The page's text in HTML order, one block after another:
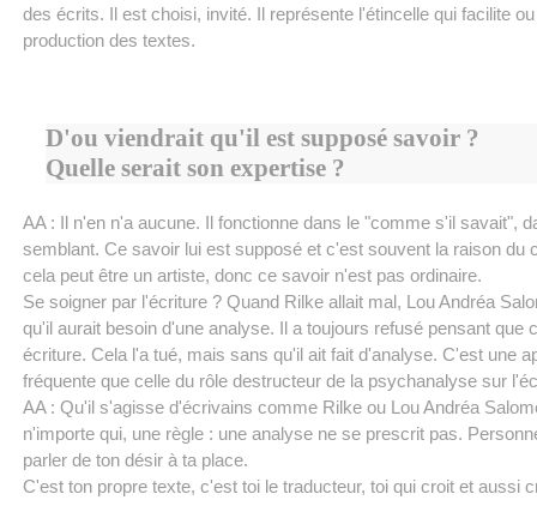
des écrits. Il est choisi, invité. Il représente l'étincelle qui facilite
production des textes.
D'ou viendrait qu'il est supposé savoir ?
Quelle serait son expertise ?
AA : Il n'en n'a aucune. Il fonctionne dans le "comme s'il savait",
semblant. Ce savoir lui est supposé et c'est souvent la raison du
cela peut être un artiste, donc ce savoir n'est pas ordinaire.
Se soigner par l'écriture ? Quand Rilke allait mal, Lou Andréa
qu'il aurait besoin d'une analyse. Il a toujours refusé pensant que
écriture. Cela l'a tué, mais sans qu'il ait fait d'analyse. C'est une
fréquente que celle du rôle destructeur de la psychanalyse sur
AA : Qu'il s'agisse d'écrivains comme Rilke ou Lou Andréa
n'importe qui, une règle : une analyse ne se prescrit pas.
parler de ton désir à ta place.
C'est ton propre texte, c'est toi le traducteur, toi qui croit et aussi